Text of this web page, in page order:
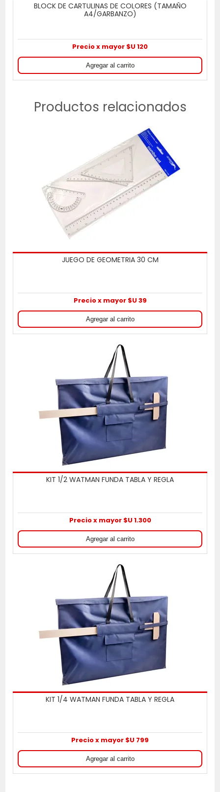
BLOCK DE CARTULINAS DE COLORES (TAMAÑO
A4/GARBANZO)
Precio x mayor $U 120
Productos relacionados
JUEGO DE GEOMETRIA 30 CM
Precio x mayor $U 39
KIT 1/2 WATMAN FUNDA TABLA Y REGLA
Precio x mayor $U 1.300
KIT 1/4 WATMAN FUNDA TABLA Y REGLA
Precio x mayor $U 799